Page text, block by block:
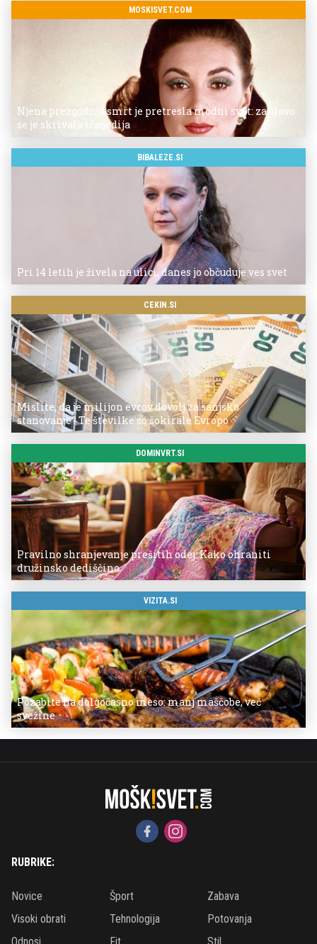
MOSKISVET.COM
Njena prezgodnja smrt je pretresla modni svet: za slavo
se je skrivala tragedija
BIBALEZE.SI
Pri 14 letih je živela na ulici, danes jo občuduje ves svet
CEKIN.SI
Mislite, da je milijon evrov dovolj za sanjsko
stanovanje? Te številke so šokirale Evropo
DOMINVRT.SI
Pravilno shranjevanje prešitih odej: Kako ohraniti
družinsko dediščino
VIZITA.SI
Pozabite na dolgočasno meso: manj maščobe, več
svežine
RUBRIKE:
Novice Šport
Zabava
Visoki obrati
Tehnologija
Potovanja